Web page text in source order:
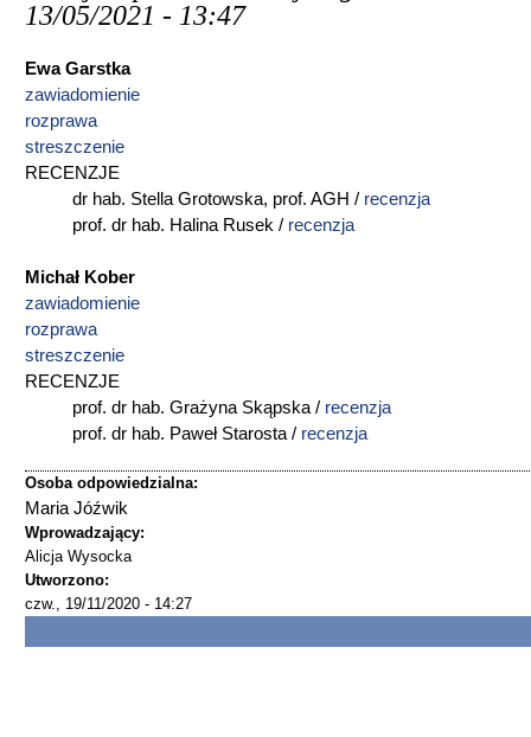
13/05/2021 - 13:47
Ewa Garstka
zawiadomienie
rozprawa
streszczenie
RECENZJE
dr hab. Stella Grotowska, prof. AGH / recenzja
prof. dr hab. Halina Rusek / recenzja
Michał Kober
zawiadomienie
rozprawa
streszczenie
RECENZJE
prof. dr hab. Grażyna Skąpska / recenzja
prof. dr hab. Paweł Starosta / recenzja
Osoba odpowiedzialna:
Maria Jóźwik
Wprowadzający:
Alicja Wysocka
Utworzono:
czw., 19/11/2020 - 14:27